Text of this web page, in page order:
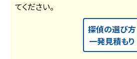
てください。
探偵の選び方
一発見積もり